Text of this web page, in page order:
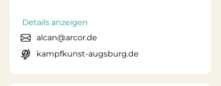
Details anzeigen
alcan@arcor.de
kampfkunst-augsburg.de